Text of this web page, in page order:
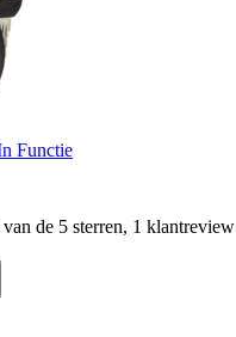
Functie
de 5 sterren, 1 klantreview